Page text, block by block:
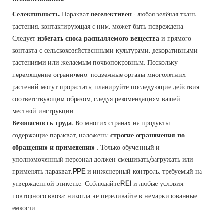
Селективность. Паракват неселективен : любая зелёная ткань
растения, контактирующая с ним, может быть повреждена.
Следует избегать сноса распыляемого вещества и прямого
контакта с сельскохозяйственными культурами, декоративными
растениями или желаемым почвопокровным. Поскольку
перемещение ограничено, подземные органы многолетних
растений могут прорастать; планируйте последующие действия
соответствующим образом, следуя рекомендациям вашей
местной инструкции.
Безопасность труда. Во многих странах на продукты,
содержащие паракват, наложены строгие ограничения по
обращению и применению . Только обученный и
уполномоченный персонал должен смешивать/загружать или
применять паракват. PPEи инженерный контроль, требуемый на
утвержденной этикетке. СоблюдайтеREI и любые условия
повторного ввоза; никогда не переливайте в немаркированные
емкости.